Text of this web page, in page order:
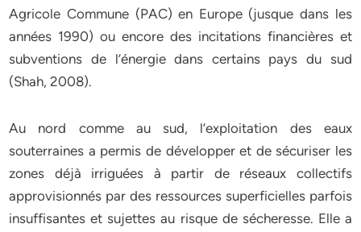
Agricole Commune (PAC) en Europe (jusque dans les
années 1990) ou encore des incitations financières et
subventions de l’énergie dans certains pays du sud
(Shah, 2008).
Au nord comme au sud, l’exploitation des eaux
souterraines a permis de développer et de sécuriser les
zones déjà irriguées à partir de réseaux collectifs
approvisionnés par des ressources superficielles parfois
insuffisantes et sujettes au risque de sécheresse. Elle a